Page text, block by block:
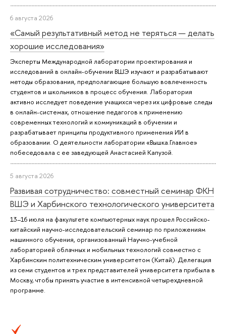
6 августа 2026
«Самый результативный метод не теряться — делать
хорошие исследования»
Эксперты Международной лаборатории проектирования и
исследований в онлайн-обучении ВШЭ изучают и разрабатывают
методы образования, предполагающие большую вовлеченность
студентов и школьников в процесс обучения. Лаборатория
активно исследует поведение учащихся через их цифровые следы
в онлайн-системах, отношение педагогов к применению
современных технологий и коммуникаций в обучении и
разрабатывает принципы продуктивного применения ИИ в
образовании. О деятельности лаборатории «Вышка.Главное»
побеседовала с ее заведующей Анастасией Капузой.
5 августа 2026
Развивая сотрудничество: совместный семинар ФКН
ВШЭ и Харбинского технологического университета
13–16 июля на факультете компьютерных наук прошел Российско-
китайский научно-исследовательский семинар по приложениям
машинного обучения, организованный Научно-учебной
лабораторией облачных и мобильных технологий совместно с
Харбинским политехническим университетом (Китай). Делегация
из семи студентов и трех представителей университета прибыла в
Москву, чтобы принять участие в интенсивной четырехдневной
программе.